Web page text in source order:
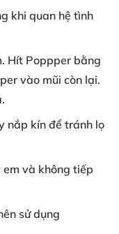
khi quan hệ tình
. Hít Poppper bằng
vào mũi còn lại.
.
nắp kín để tránh lọ
và không tiếp
sử dụng